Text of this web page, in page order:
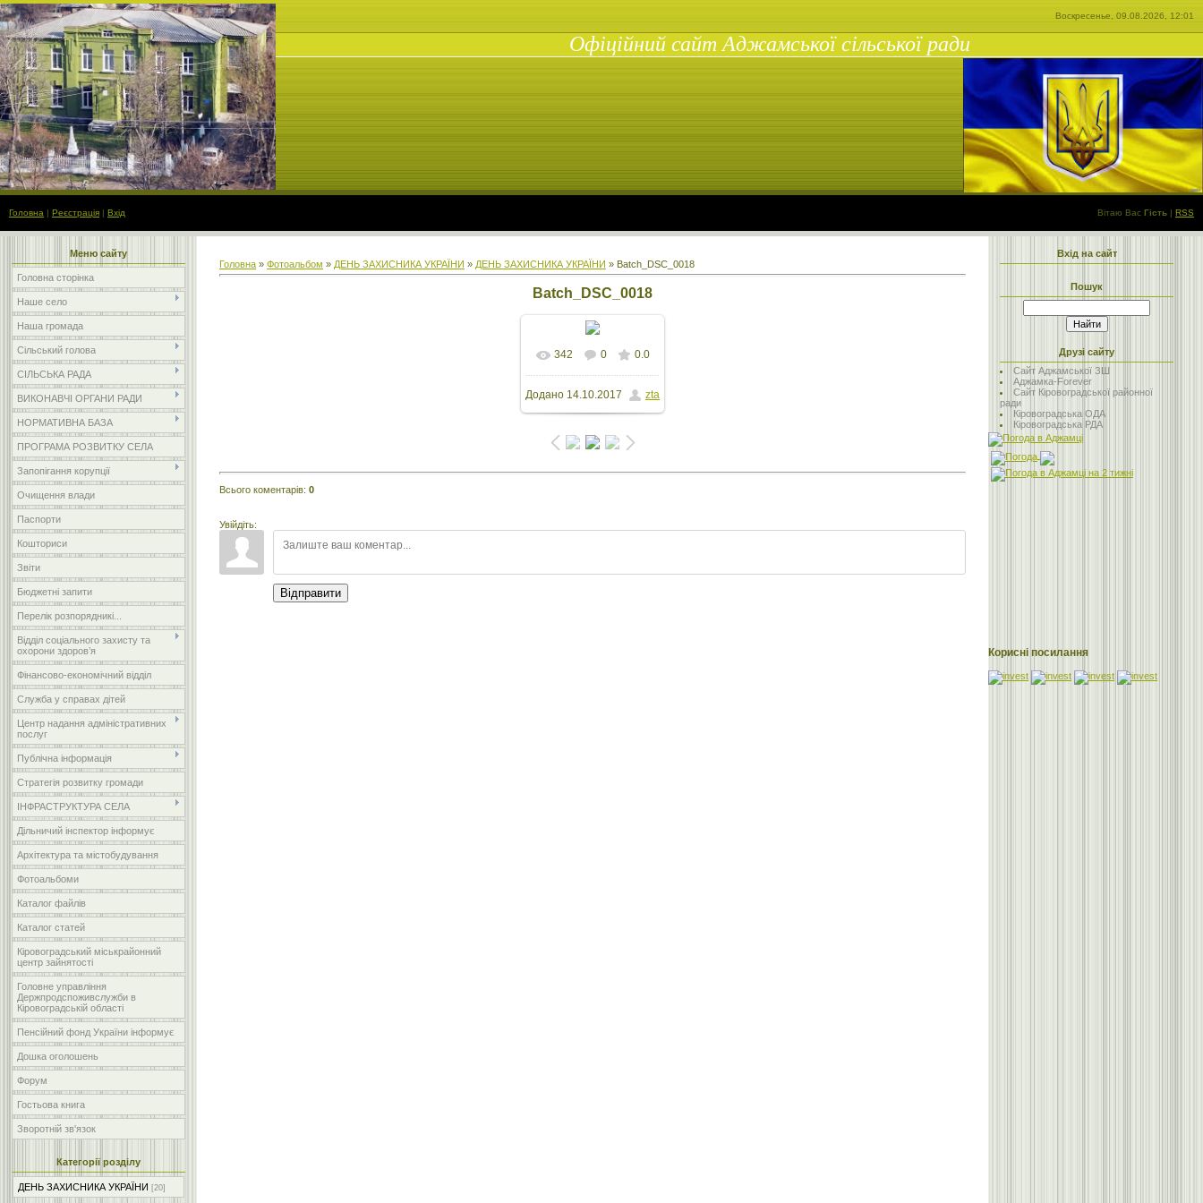
Воскресенье, 09.08.2026, 12:01
Офіційний сайт Аджамської сільської ради
Головна | Реєстрація | Вхід Вітаю Вас Гість | RSS
Меню сайту
Головна сторінка
Наше село
Наша громада
Сільський голова
СІЛЬСЬКА РАДА
ВИКОНАВЧІ ОРГАНИ РАДИ
НОРМАТИВНА БАЗА
ПРОГРАМА РОЗВИТКУ СЕЛА
Запопігання корупції
Очищення влади
Паспорти
Кошториси
Звіти
Бюджетні запити
Перелік розпорядникі...
Відділ соціального захисту та
охорони здоров’я
Фінансово-економічний відділ
Служба у справах дітей
Центр надання адміністративних
послуг
Публічна інформація
Стратегія розвитку громади
ІНФРАСТРУКТУРА СЕЛА
Дільничий інспектор інформує
Архітектура та містобудування
Фотоальбоми
Каталог файлів
Каталог статей
Кіровоградський міськрайонний
центр зайнятості
Головне управління
Держпродспоживслужби в
Кіровоградській області
Пенсійний фонд України інформує
Дошка оголошень
Форум
Гостьова книга
Зворотній зв'язок
Категорії розділу
ДЕНЬ ЗАХИСНИКА УКРАЇНИ [20]
Головна » Фотоальбом » ДЕНЬ ЗАХИСНИКА УКРАЇНИ » ДЕНЬ ЗАХИСНИКА УКРАЇНИ » Batch_DSC_0018
Batch_DSC_0018
У реальному
розмірі 640x427/ 70.8Kb
342 0 0.0
Додано 14.10.2017 zta
Всього коментарів: 0
Увійдіть:
Відправити
Вхід на сайт
Пошук
Друзі сайту
Сайт Аджамської ЗШ
Аджамка-Forever
Сайт Кіровоградської районної
ради
Кіровоградська ОДА
Кіровоградська РДА
Корисні посилання